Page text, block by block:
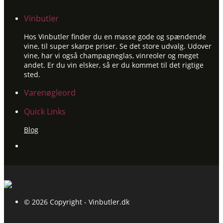
Vinbutler
Hos Vinbutler finder du en masse gode og spændende
vine, til super skarpe priser. Se det store udvalg. Udover
vine, har vi også champagneglas, vinreoler og meget
andet. Er du vin elsker, så er du kommet til det rigtige
sted.
Varenøgleord
Quick Links
Blog
© 2026 Copyright - Vinbutler.dk